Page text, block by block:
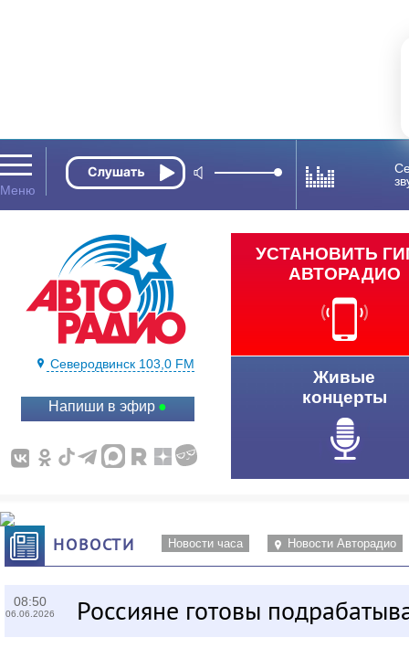
Северодвинск 103,0 FM
Напиши в эфир
УСТАНОВИТЬ
АВТОРАДИО
Живые
концерты
НОВОСТИ Новости часа Новости Авторадио
08:50
06.06.2026 Россияне готовы